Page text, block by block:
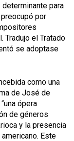
para
por
Tradujo el Tratado
se adoptase
como una
de José de
ópera
de géneros
y la presencia
Este